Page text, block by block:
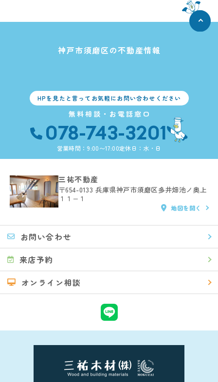
神戸市須磨区の不動産情報
HPを見たと言ってお気軽にお問い合わせください
無料相談・お電話窓口
078-743-3201
営業時間：9:00〜17:00定休日：水・日
三祐不動産
〒654-0133 兵庫県神戸市須磨区多井畑池ノ奥上
１１−１
地図を開く
お問い合わせ
来店予約
オンライン相談